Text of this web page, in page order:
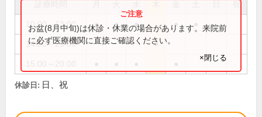
祝
10:00～13:00 ● ● ● ●
14:00～20:00 ●
お盆(8月中旬)は休診・休業の場合があります。来院前
に必ず医療機関に直接ご確認ください。
×閉じる
休診日: 日、祝